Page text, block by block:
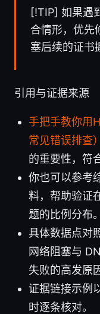
[!TIP] 如果遇
合情形，优先
塞后续的证书
引用与证据来源
手把手教你用
常见错误排查）
的重要性，符
你也可以参考
料，帮助验证
题的比例分布。
具体数据点对
网络阻塞与
失败的高发原
证据链接示例
时逐条核对。